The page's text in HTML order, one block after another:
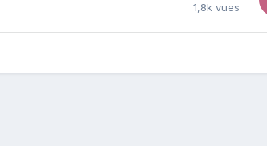
1,8k vues